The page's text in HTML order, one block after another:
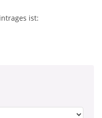
ist: